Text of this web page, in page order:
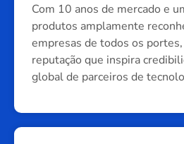
Com 10 anos de mercado e
produtos amplamente
empresas de todos os
reputação que inspira
global de parceiros de